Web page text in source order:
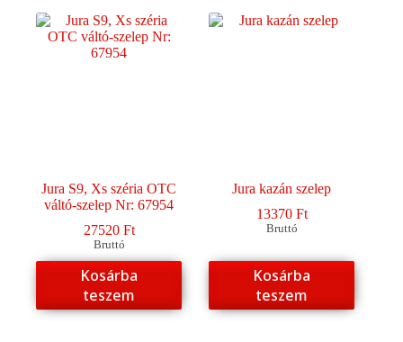
Jura S9, Xs széria OTC
váltó-szelep Nr: 67954
27520 Ft
Bruttó
Kosárba
teszem
Jura kazán szelep
13370 Ft
Bruttó
Kosárba
teszem